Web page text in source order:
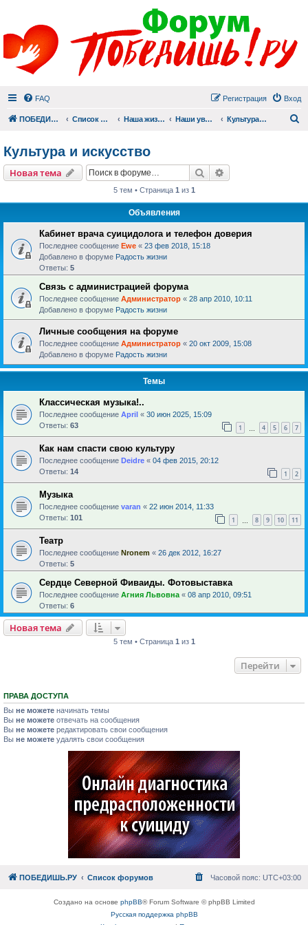
FAQ Вход
Регистрация
ПОБЕДИШЬ.РУ Список форумов Наша жизнь (не всё же о суициде!) Наши увлечения Культура и искусство
Культура и искусство
Новая тема Поиск
5 тем • Страница 1 из 1
Объявления
Кабинет врача суицидолога и телефон доверия
Последнее сообщение Ewe « 23 фев 2018, 15:18
Добавлено в форуме Радость жизни
Ответы: 5
Связь с администрацией форума
Последнее сообщение Администратор « 28 апр 2010, 10:11
Добавлено в форуме Радость жизни
Личные сообщения на форуме
Последнее сообщение Администратор « 20 окт 2009, 15:08
Добавлено в форуме Радость жизни
Темы
Классическая музыка!..
Последнее сообщение April « 30 июн 2025, 15:09
Ответы: 63 1 4 5 6 7
Как нам спасти свою культуру
Последнее сообщение Deidre « 04 фев 2015, 20:12
Ответы: 14 1 2
Музыка
Последнее сообщение varan « 22 июн 2014, 11:33
Ответы: 101 1 8 9 10 11
Театр
Последнее сообщение Nronem « 26 дек 2012, 16:27
Ответы: 5
Сердце Северной Фиваиды. Фотовыставка
Последнее сообщение Агния Львовна « 08 апр 2010, 09:51
Ответы: 6
Новая тема
5 тем • Страница 1 из 1
Перейти
ПРАВА ДОСТУПА
Вы не можете начинать темы
Вы не можете отвечать на сообщения
Вы не можете редактировать свои сообщения
Вы не можете удалять свои сообщения
ПОБЕДИШЬ.РУ Список форумов Часовой пояс: UTC+03:00
Создано на основе phpBB® Forum Software © phpBB Limited
Русская поддержка phpBB